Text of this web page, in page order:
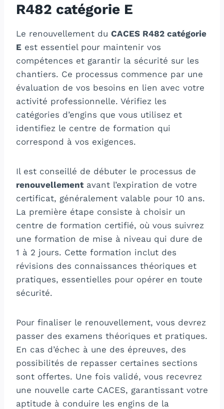
R482 catégorie E
Le renouvellement du CACES R482 catégorie
E est essentiel pour maintenir vos
compétences et garantir la sécurité sur les
chantiers. Ce processus commence par une
évaluation de vos besoins en lien avec votre
activité professionnelle. Vérifiez les
catégories d’engins que vous utilisez et
identifiez le centre de formation qui
correspond à vos exigences.
Il est conseillé de débuter le processus de
renouvellementavant l’expiration de votre
certificat, généralement valable pour 10 ans.
La première étape consiste à choisir un
centre de formation certifié, où vous suivrez
une formation de mise à niveau qui dure de
1 à 2 jours. Cette formation inclut des
révisions des connaissances théoriques et
pratiques, essentielles pour opérer en toute
sécurité.
Pour finaliser le renouvellement, vous devrez
passer des examens théoriques et pratiques.
En cas d’échec à une des épreuves, des
possibilités de repasser certaines sections
sont offertes. Une fois validé, vous recevrez
une nouvelle carte CACES, garantissant votre
aptitude à conduire les engins de la